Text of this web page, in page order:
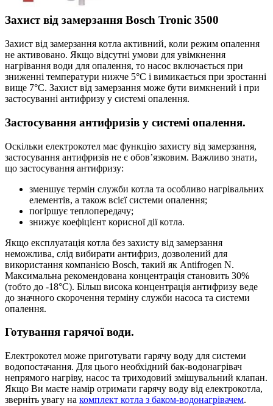
Захист від замерзання Bosch Tronic 3500
Захист від замерзання котла активний, коли режим опалення
не активовано. Якщо відсутні умови для увімкнення
нагрівання води для опалення, то насос включається при
зниженні температури нижче 5°C і вимикається при зростанні
вище 7°C. Захист від замерзання може бути вимкнений і при
застосуванні антифризу у системі опалення.
Застосування антифризів у системі опалення.
Оскільки електрокотел має функцію захисту від замерзання,
застосування антифризів не є обов’язковим. Важливо знати,
що застосування антифризу:
зменшує термін служби котла та особливо нагрівальних
елементів, а також всієї системи опалення;
погіршує теплопередачу;
знижує коефіцієнт корисної дії котла.
Якщо експлуатація котла без захисту від замерзання
неможлива, слід вибирати антифриз, дозволений для
використання компанією Bosch, такий як Antifrogen N.
Максимальна рекомендована концентрація становить 30%
(тобто до -18°C). Більш висока концентрація антифризу веде
до значного скорочення терміну служби насоса та системи
опалення.
Готування гарячої води.
Електрокотел може приготувати гарячу воду для системи
водопостачання. Для цього необхідний бак-водонагрівач
непрямого нагріву, насос та триходовий змішувальний клапан.
Якщо Ви маєте намір отримати гарячу воду від електрокотла,
зверніть увагу на комплект котла з баком-водонагрівачем.